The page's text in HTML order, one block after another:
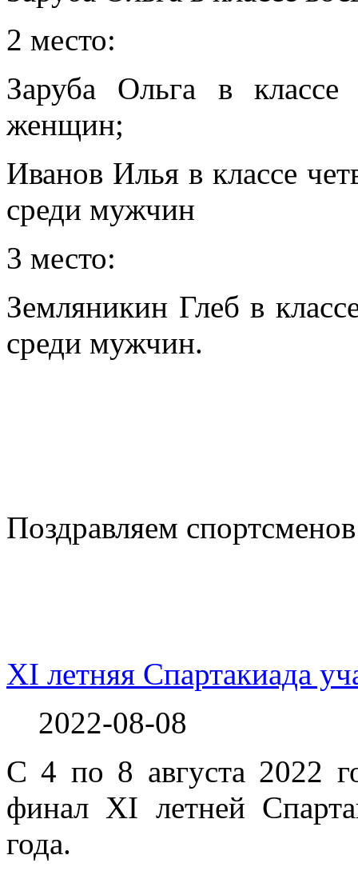
2 место:
Заруба Ольга в классе
женщин;
Иванов Илья в классе
среди мужчин
3 место:
Земляникин Глеб в
среди мужчин.
Поздравляем
XI летняя Спартакиада
2022-08-08
С 4 по 8 августа 2022
финал XI летней
года.